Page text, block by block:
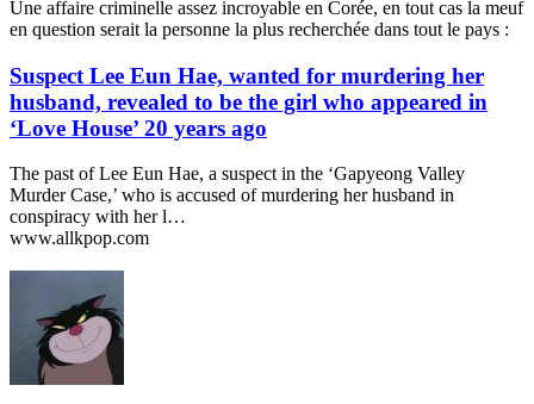
Une affaire criminelle assez incroyable en Corée, en tout cas la meuf
en question serait la personne la plus recherchée dans tout le pays :
Suspect Lee Eun Hae, wanted for murdering her
husband, revealed to be the girl who appeared in
‘Love House’ 20 years ago
The past of Lee Eun Hae, a suspect in the ‘Gapyeong Valley
Murder Case,’ who is accused of murdering her husband in
conspiracy with her l…
www.allkpop.com